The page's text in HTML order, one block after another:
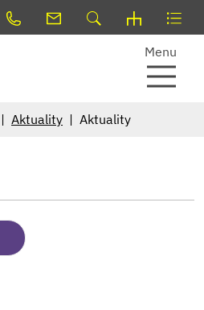
Menu
Aktuality Aktuality